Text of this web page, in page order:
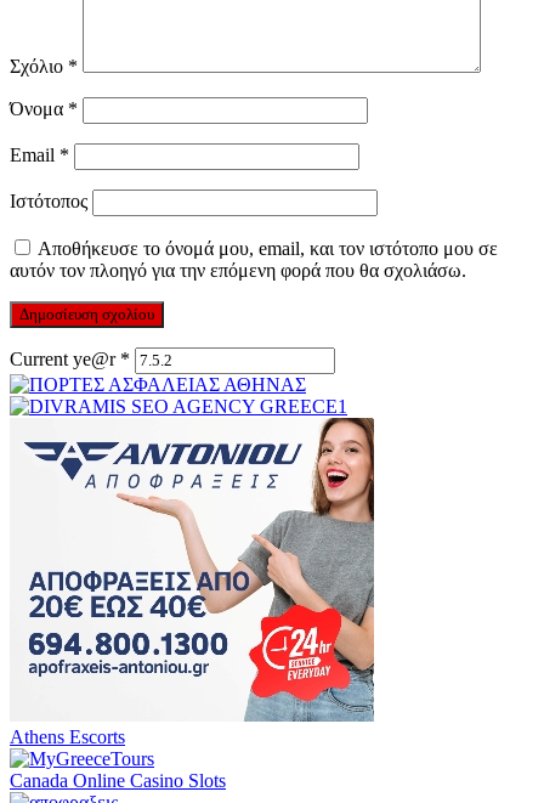
Σχόλιο *
Όνομα *
Email *
Ιστότοπος
Αποθήκευσε το όνομά μου, email, και τον ιστότοπο μου σε
αυτόν τον πλοηγό για την επόμενη φορά που θα σχολιάσω.
Current ye@r *
Athens Escorts
Canada Online Casino Slots